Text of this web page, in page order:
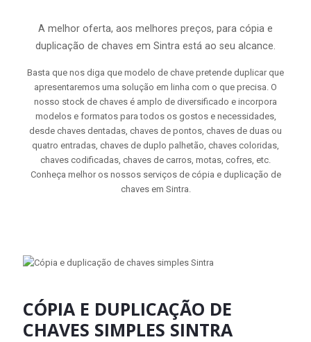
A melhor oferta, aos melhores preços, para cópia e
duplicação de chaves em Sintra está ao seu alcance.
Basta que nos diga que modelo de chave pretende duplicar que
apresentaremos uma solução em linha com o que precisa. O
nosso stock de chaves é amplo de diversificado e incorpora
modelos e formatos para todos os gostos e necessidades,
desde chaves dentadas, chaves de pontos, chaves de duas ou
quatro entradas, chaves de duplo palhetão, chaves coloridas,
chaves codificadas, chaves de carros, motas, cofres, etc.
Conheça melhor os nossos serviços de cópia e duplicação de
chaves em Sintra.
CÓPIA E DUPLICAÇÃO DE
CHAVES SIMPLES SINTRA